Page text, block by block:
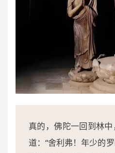
真的，佛陀一回到林
道：“舍利弗！年少的